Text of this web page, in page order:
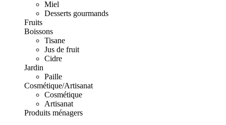
Miel
Desserts gourmands
Fruits
Boissons
Tisane
Jus de fruit
Cidre
Jardin
Paille
Cosmétique/Artisanat
Cosmétique
Artisanat
Produits ménagers